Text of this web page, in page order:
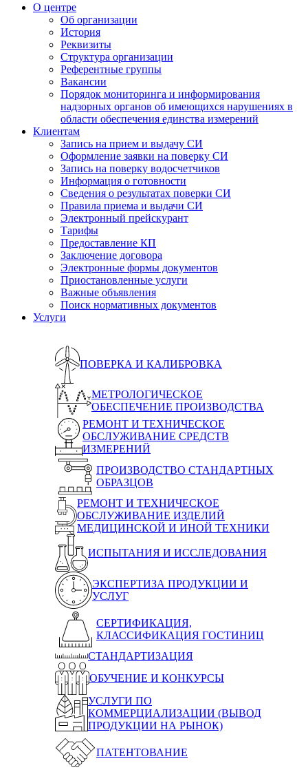
О центре
Об организации
История
Реквизиты
Структура организации
Референтные группы
Вакансии
Порядок мониторинга и информирования
надзорных органов об имеющихся нарушениях в
области обеспечения единства измерений
Клиентам
Запись на прием и выдачу СИ
Оформление заявки на поверку СИ
Запись на поверку водосчетчиков
Информация о готовности
Сведения о результатах поверки СИ
Правила приема и выдачи СИ
Электронный прейскурант
Тарифы
Предоставление КП
Заключение договора
Электронные формы документов
Приостановленные услуги
Важные объявления
Поиск нормативных документов
Услуги
ПОВЕРКА И КАЛИБРОВКА
МЕТРОЛОГИЧЕСКОЕ
ОБЕСПЕЧЕНИЕ ПРОИЗВОДСТВА
РЕМОНТ И ТЕХНИЧЕСКОЕ
ОБСЛУЖИВАНИЕ СРЕДСТВ
ИЗМЕРЕНИЙ
ПРОИЗВОДСТВО СТАНДАРТНЫХ
ОБРАЗЦОВ
РЕМОНТ И ТЕХНИЧЕСКОЕ
ОБСЛУЖИВАНИЕ ИЗДЕЛИЙ
МЕДИЦИНСКОЙ И ИНОЙ ТЕХНИКИ
ИСПЫТАНИЯ И ИССЛЕДОВАНИЯ
ЭКСПЕРТИЗА ПРОДУКЦИИ И
УСЛУГ
СЕРТИФИКАЦИЯ,
КЛАССИФИКАЦИЯ ГОСТИНИЦ
СТАНДАРТИЗАЦИЯ
ОБУЧЕНИЕ И КОНКУРСЫ
УСЛУГИ ПО
КОММЕРЦИАЛИЗАЦИИ (ВЫВОД
ПРОДУКЦИИ НА РЫНОК)
ПАТЕНТОВАНИЕ